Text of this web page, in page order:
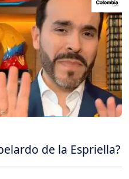
de la Espriella?